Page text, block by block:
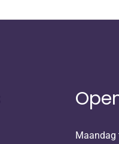
Maandag